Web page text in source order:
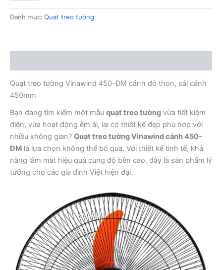
Vinawind
Danh mục: Quạt treo tường
Quạt treo tường Vinawind 450-ĐM cánh đỏ thon, sải cánh
450mm
Bạn đang tìm kiếm một mẫu quạt treo tường vừa tiết kiệm
điện, vừa hoạt động êm ái, lại có thiết kế đẹp phù hợp với
nhiều không gian? Quạt treo tường Vinawind cánh 450-
ĐM là lựa chọn không thể bỏ qua. Với thiết kế tinh tế, khả
năng làm mát hiệu quả cùng độ bền cao, đây là sản phẩm lý
tưởng cho các gia đình Việt hiện đại.